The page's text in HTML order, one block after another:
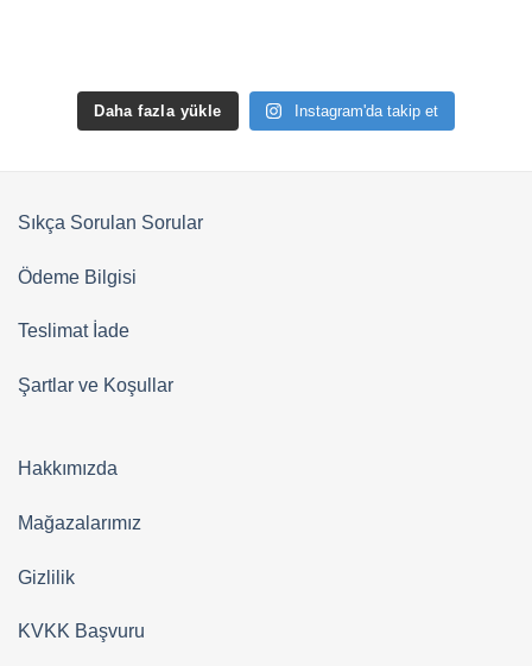
Daha fazla yükle Instagram'da takip et
Sıkça Sorulan Sorular
Ödeme Bilgisi
Teslimat İade
Şartlar ve Koşullar
Hakkımızda
Mağazalarımız
Gizlilik
KVKK Başvuru